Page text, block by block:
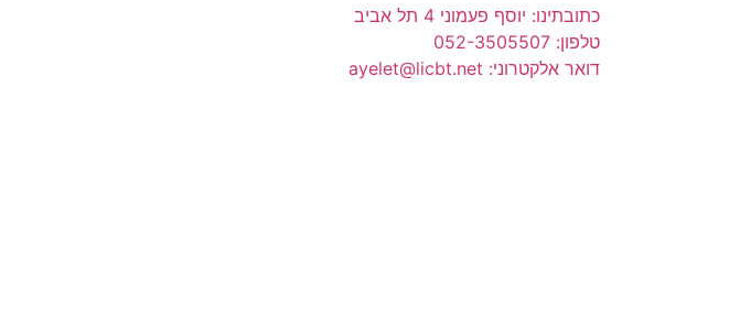
כתובתינו: יוסף פעמוני 4 תל אביב
טלפון: 052-3505507
דואר אלקטרוני: ayelet@licbt.net